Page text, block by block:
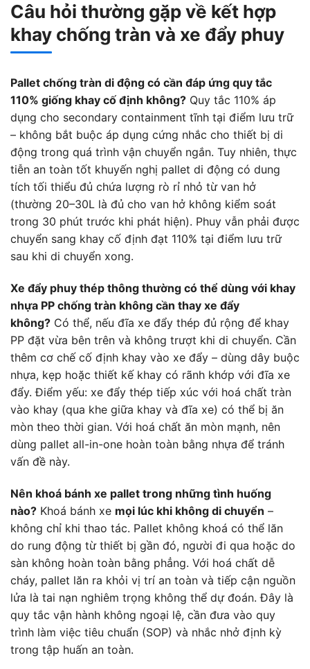
Câu hỏi thường gặp về kết hợp
khay chống tràn và xe đẩy phuy
Pallet chống tràn di động có cần đáp ứng quy tắc
110% giống khay cố định không? Quy tắc 110% áp
dụng cho secondary containment tĩnh tại điểm lưu trữ
– không bắt buộc áp dụng cứng nhắc cho thiết bị di
động trong quá trình vận chuyển ngắn. Tuy nhiên, thực
tiễn an toàn tốt khuyến nghị pallet di động có dung
tích tối thiểu đủ chứa lượng rò rỉ nhỏ từ van hở
(thường 20–30L là đủ cho van hở không kiểm soát
trong 30 phút trước khi phát hiện). Phuy vẫn phải được
chuyển sang khay cố định đạt 110% tại điểm lưu trữ
sau khi di chuyển xong.
Xe đẩy phuy thép thông thường có thể dùng với khay
nhựa PP chống tràn không cần thay xe đẩy
không? Có thể, nếu đĩa xe đẩy thép đủ rộng để khay
PP đặt vừa bên trên và không trượt khi di chuyển. Cần
thêm cơ chế cố định khay vào xe đẩy – dùng dây buộc
nhựa, kẹp hoặc thiết kế khay có rãnh khớp với đĩa xe
đẩy. Điểm yếu: xe đẩy thép tiếp xúc với hoá chất tràn
vào khay (qua khe giữa khay và đĩa xe) có thể bị ăn
mòn theo thời gian. Với hoá chất ăn mòn mạnh, nên
dùng pallet all-in-one hoàn toàn bằng nhựa để tránh
vấn đề này.
Nên khoá bánh xe pallet trong những tình huống
nào? Khoá bánh xe mọi lúc khi không di chuyển –
không chỉ khi thao tác. Pallet không khoá có thể lăn
do rung động từ thiết bị gần đó, người đi qua hoặc do
sàn không hoàn toàn bằng phẳng. Với hoá chất dễ
cháy, pallet lăn ra khỏi vị trí an toàn và tiếp cận nguồn
lửa là tai nạn nghiêm trọng không thể dự đoán. Đây là
quy tắc vận hành không ngoại lệ, cần đưa vào quy
trình làm việc tiêu chuẩn (SOP) và nhắc nhở định kỳ
trong tập huấn an toàn.